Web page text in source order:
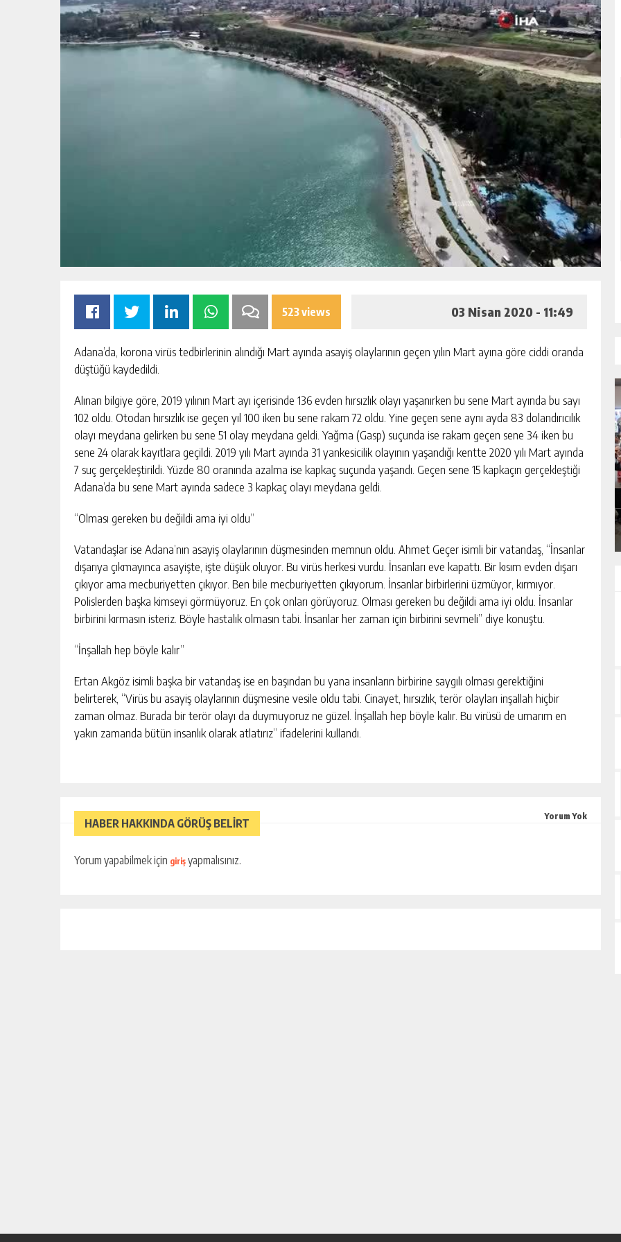
523 views 03 Nisan 2020 - 11:49
Adana’da, korona virüs tedbirlerinin alındığı Mart ayında asayiş olaylarının geçen yılın Mart ayına göre ciddi oranda
düştüğü kaydedildi.
Alınan bilgiye göre, 2019 yılının Mart ayı içerisinde 136 evden hırsızlık olayı yaşanırken bu sene Mart ayında bu sayı
102 oldu. Otodan hırsızlık ise geçen yıl 100 iken bu sene rakam 72 oldu. Yine geçen sene aynı ayda 83 dolandırıcılık
olayı meydana gelirken bu sene 51 olay meydana geldi. Yağma (Gasp) suçunda ise rakam geçen sene 34 iken bu
sene 24 olarak kayıtlara geçildi. 2019 yılı Mart ayında 31 yankesicilik olayının yaşandığı kentte 2020 yılı Mart ayında
7 suç gerçekleştirildi. Yüzde 80 oranında azalma ise kapkaç suçunda yaşandı. Geçen sene 15 kapkaçın gerçekleştiği
Adana’da bu sene Mart ayında sadece 3 kapkaç olayı meydana geldi.
“Olması gereken bu değildi ama iyi oldu”
Vatandaşlar ise Adana’nın asayiş olaylarının düşmesinden memnun oldu. Ahmet Geçer isimli bir vatandaş, “İnsanlar
dışarıya çıkmayınca asayişte, işte düşük oluyor. Bu virüs herkesi vurdu. İnsanları eve kapattı. Bir kısım evden dışarı
çıkıyor ama mecburiyetten çıkıyor. Ben bile mecburiyetten çıkıyorum. İnsanlar birbirlerini üzmüyor, kırmıyor.
Polislerden başka kimseyi görmüyoruz. En çok onları görüyoruz. Olması gereken bu değildi ama iyi oldu. İnsanlar
birbirini kırmasın isteriz. Böyle hastalık olmasın tabi. İnsanlar her zaman için birbirini sevmeli” diye konuştu.
“İnşallah hep böyle kalır”
Ertan Akgöz isimli başka bir vatandaş ise en başından bu yana insanların birbirine saygılı olması gerektiğini
belirterek, “Virüs bu asayiş olaylarının düşmesine vesile oldu tabi. Cinayet, hırsızlık, terör olayları inşallah hiçbir
zaman olmaz. Burada bir terör olayı da duymuyoruz ne güzel. İnşallah hep böyle kalır. Bu virüsü de umarım en
yakın zamanda bütün insanlık olarak atlatırız” ifadelerini kullandı.
HABER HAKKINDA GÖRÜŞ BELİRT
Yorum Yok
Yorum yapabilmek için giriş yapmalısınız.
İÇIN GÜÇ
GÜNGÖR GEÇER: “EKONOMIK
SORUNLARIN ATLATILMASININ TEK
GEÇIYOR.”
SIK ARIZALANAN IÇME SUYU HATTI
YENILENIYOR